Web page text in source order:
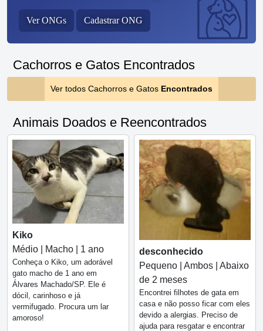
Ver ONGs Cadastrar ONG
Cachorros e Gatos Encontrados
Ver todos Cachorros e Gatos Encontrados
Animais Doados e Reencontrados
Kiko
Médio | Macho | 1 ano
Conheça o Kiko, um adorável
gato macho de 1 ano em
Álvares Machado/SP. Ele é
dócil, carinhoso e já
vermifugado. Procura um lar
amoroso!
desconhecido
Pequeno | Ambos | Abaixo
de 2 meses
Encontrei filhotes de gata em
casa e não posso ficar com eles
devido a alergias. Preciso de
ajuda para resgatar e encontrar